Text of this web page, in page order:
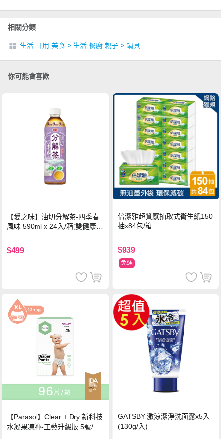
相關分類
生活 日用 美食 > 生活 餐廚 親子 > 鍋具
你可能會喜歡
【愛之味】油切分解茶-四季春
風味 590ml x 24入/箱(雙健康認
$499
倍潔雅超質感抽取式衛生紙150
抽x84包/箱
$939
免運
【Parasol】Clear + Dry 新科技
水凝果凍褲-工藝升級版 5號/XL
GATSBY 激涼潔淨洗面露x5入
(130g/入)